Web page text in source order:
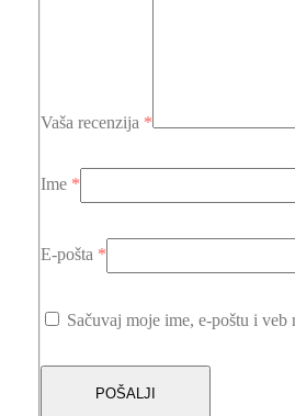
Vaša recenzija *
Ime *
E-pošta *
Sačuvaj moje ime, e-poštu i veb